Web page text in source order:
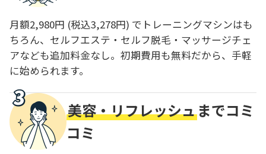
月額2,980円 (税込3,278円) でトレーニングマシンはも
ちろん、セルフエステ・セルフ脱毛・マッサージチェ
アなども追加料金なし。初期費用も無料だから、手軽
に始められます。
美容・リフレッシュまでコミ
コミ